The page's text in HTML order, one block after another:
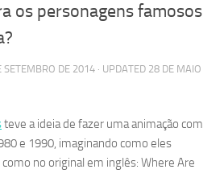
os personagens famosos
SETEMBRO DE 2014 · UPDATED 28 DE MAIO
teve a ideia de fazer uma animação com
e 1990, imaginando como eles
no original em inglês: Where Are